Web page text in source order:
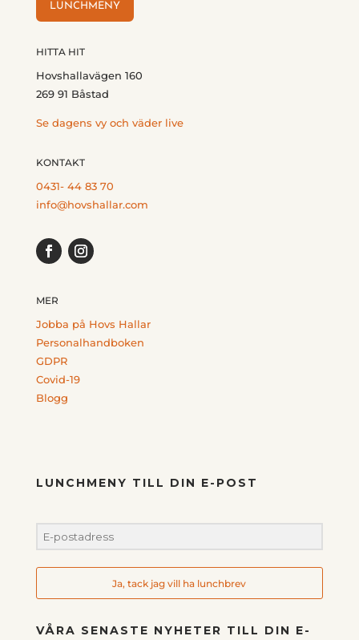
LUNCHMENY
HITTA HIT
Hovshallavägen 160
269 91 Båstad
Se dagens vy och väder live
KONTAKT
0431- 44 83 70
info@hovshallar.com
MER
Jobba på Hovs Hallar
Personalhandboken
GDPR
Covid-19
Blogg
LUNCHMENY TILL DIN E-POST
Ja, tack jag vill ha lunchbrev
VÅRA SENASTE NYHETER TILL DIN E-